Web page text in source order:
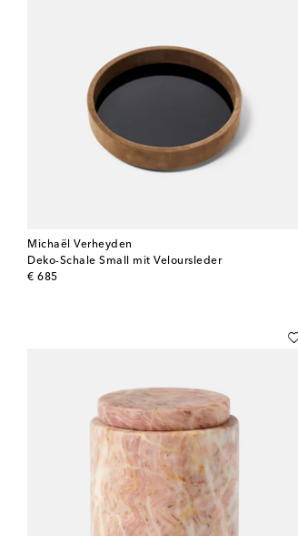
Michaël Verheyden
Deko-Schale Small mit Veloursleder
€ 685
original price